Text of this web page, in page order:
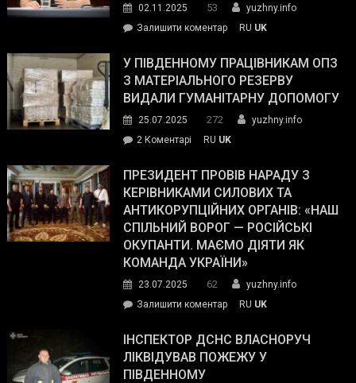
02.11.2025 53
yuzhny.info
Залишити коментарon
завойовує
симпатії
виборців
The
Street
Journal.
RU UK
У ПІВДЕННОМУ ПРАЦІВНИКАМ ОПЗ
З МАТЕРІАЛЬНОГО РЕЗЕРВУ
ВИДАЛИ ГУМАНІТАРНУ ДОПОМОГУ
25.07.2025 272
yuzhny.info
2 Коментарі
Південному
працівникам
ОПЗ
з
матеріального
резерву
гуманітарну
допомогу
RU UK
ПРЕЗИДЕНТ ПРОВІВ НАРАДУ З
КЕРІВНИКАМИ СИЛОВИХ ТА
АНТИКОРУПЦІЙНИХ ОРГАНІВ: «НАШ
СПІЛЬНИЙ ВОРОГ — РОСІЙСЬКІ
ОКУПАНТИ. МАЄМО ДІЯТИ ЯК
КОМАНДА УКРАЇНИ»
23.07.2025 62
yuzhny.info
Залишити коментарon
провів
нараду
RU UK
ІНСПЕКТОР ДСНС ВЛАСНОРУЧ
ЛІКВІДУВАВ ПОЖЕЖУ У
ПІВДЕННОМУ